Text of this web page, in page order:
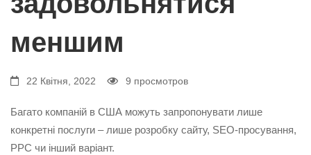
задовольнятися
меншим
меншим
22 Квітня, 2022 9 просмотров
Багато компаній в США можуть запропонувати лише
конкретні послуги – лише розробку сайту, SEO-просування,
PPC чи інший варіант.